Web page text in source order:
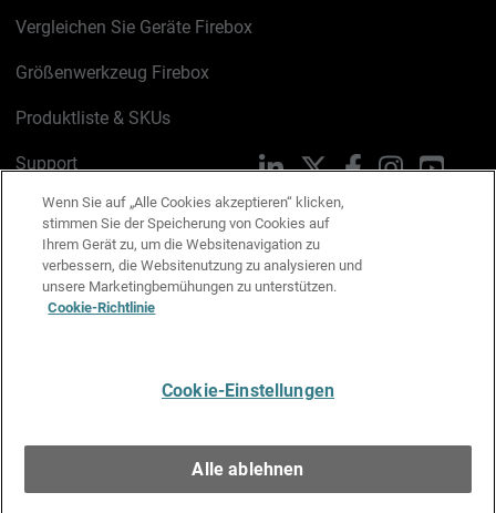
Vergleichen Sie Geräte Firebox
Größenwerkzeug Firebox
Produktliste & SKUs
Support
Trust Center
PSIRT
Cookie-Richtlinie
LinkedIn
X FacebookInstagram
Schreiben Sie uns
Wenn Sie auf „Alle Cookies akzeptieren“ klicken,
stimmen Sie der Speicherung von Cookies auf
Ihrem Gerät zu, um die Websitenavigation zu
verbessern, die Websitenutzung zu analysieren und
unsere Marketingbemühungen zu unterstützen.
Cookie-Richtlinie
Cookie-Einstellungen
Alle ablehnen